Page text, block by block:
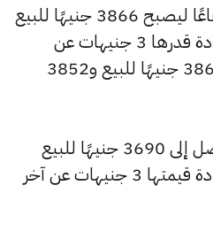
كما شهد سعر عيار 22 ارتفاعًا ليصبح 3866 جنيهًا للبيع
و3855 جنيهًا للشراء، بزيادة قدرها 3 جنيهات عن
السعر السابق الذي بلغ 3863 جنيهًا للبيع و3852
كما ارتفع سعر عيار 21 ليصل إلى 3690 جنيهًا للبيع
و3680 جنيهًا للشراء، بزيادة قيمتها 3 جنيهات عن آخر